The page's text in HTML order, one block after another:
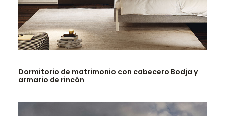
Dormitorio de matrimonio con cabecero Bodja y
armario de rincón